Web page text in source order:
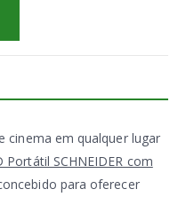
cinema em qualquer lugar
SCHNEIDER com
para oferecer